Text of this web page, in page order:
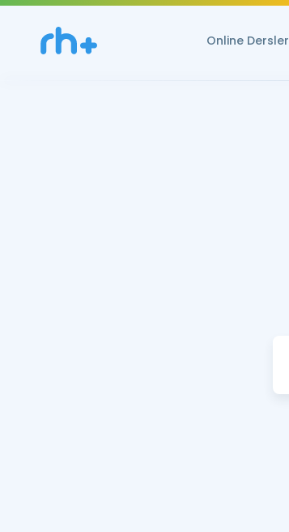
Online Dersler